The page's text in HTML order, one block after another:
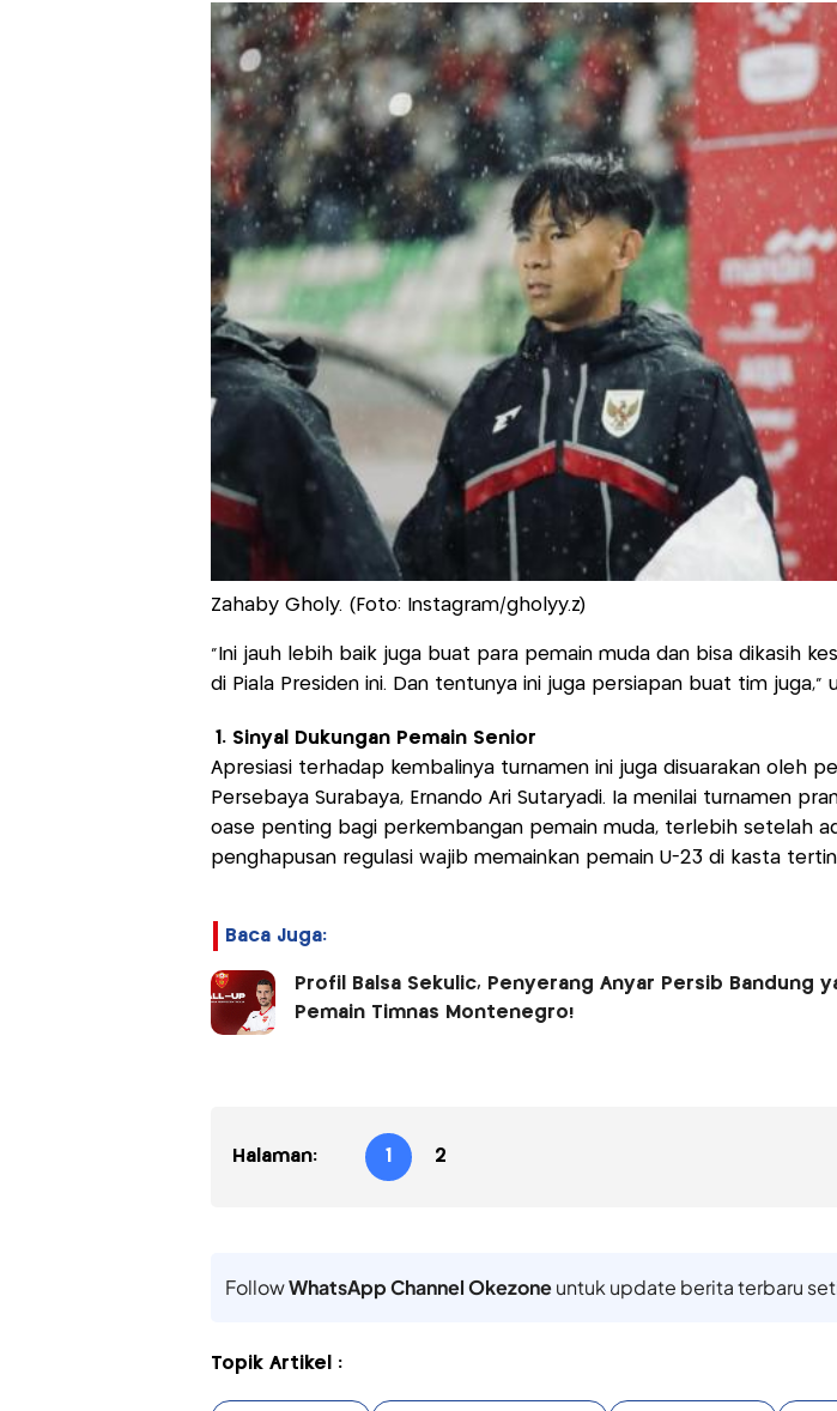
Zahaby Gholy. (Foto: Instagram/gholyy.z)
"Ini jauh lebih baik juga buat para pemain muda dan bisa dikasih
di Piala Presiden ini. Dan tentunya ini juga persiapan buat tim juga,"
1. Sinyal Dukungan Pemain Senior
Apresiasi terhadap kembalinya turnamen ini juga disuarakan oleh
Persebaya Surabaya, Ernando Ari Sutaryadi. Ia menilai turnamen
oase penting bagi perkembangan pemain muda, terlebih setelah
penghapusan regulasi wajib memainkan pemain U-23 di kasta
Baca Juga:
Profil Balsa Sekulic, Penyerang Anyar Persib Bandung
Pemain Timnas Montenegro!
Halaman: 1 2
FollowWhatsApp Channel Okezoneuntuk update berita terbaru
Topik Artikel :